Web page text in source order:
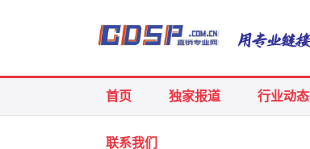
首页 独家报道 行业动态
联系我们